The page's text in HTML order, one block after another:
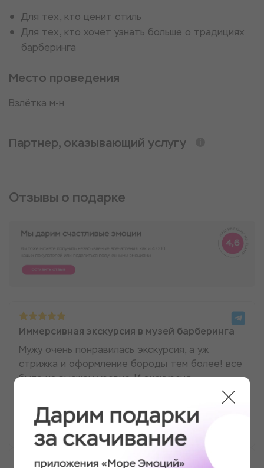
Для тех, кто ценит стиль
Для тех, кто хочет узнать больше о традициях
барберинга
Место проведения
​Взлётка м-н
Партнер, оказывающий услугу
Отзывы о подарке
Иммерсивная экскурсия в музей барберинга
Мужу очень понравилась экскурсия, а уж
стрижка и оформление бороды тем более! все
было на высшем уровне. И экскурсия
интересная и подстрили супер 👍Рекомендуем!
Анна